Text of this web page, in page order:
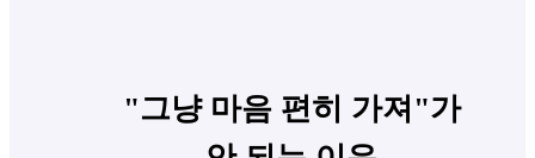
"그냥 마음 편히 가져"가